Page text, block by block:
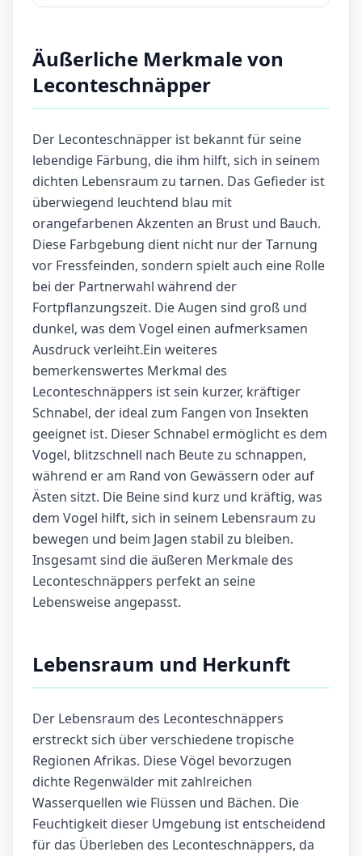
Äußerliche Merkmale von
Leconteschnäpper
Der Leconteschnäpper ist bekannt für seine
lebendige Färbung, die ihm hilft, sich in seinem
dichten Lebensraum zu tarnen. Das Gefieder ist
überwiegend leuchtend blau mit
orangefarbenen Akzenten an Brust und Bauch.
Diese Farbgebung dient nicht nur der Tarnung
vor Fressfeinden, sondern spielt auch eine Rolle
bei der Partnerwahl während der
Fortpflanzungszeit. Die Augen sind groß und
dunkel, was dem Vogel einen aufmerksamen
Ausdruck verleiht.Ein weiteres
bemerkenswertes Merkmal des
Leconteschnäppers ist sein kurzer, kräftiger
Schnabel, der ideal zum Fangen von Insekten
geeignet ist. Dieser Schnabel ermöglicht es dem
Vogel, blitzschnell nach Beute zu schnappen,
während er am Rand von Gewässern oder auf
Ästen sitzt. Die Beine sind kurz und kräftig, was
dem Vogel hilft, sich in seinem Lebensraum zu
bewegen und beim Jagen stabil zu bleiben.
Insgesamt sind die äußeren Merkmale des
Leconteschnäppers perfekt an seine
Lebensweise angepasst.
Lebensraum und Herkunft
Der Lebensraum des Leconteschnäppers
erstreckt sich über verschiedene tropische
Regionen Afrikas. Diese Vögel bevorzugen
dichte Regenwälder mit zahlreichen
Wasserquellen wie Flüssen und Bächen. Die
Feuchtigkeit dieser Umgebung ist entscheidend
für das Überleben des Leconteschnäppers, da